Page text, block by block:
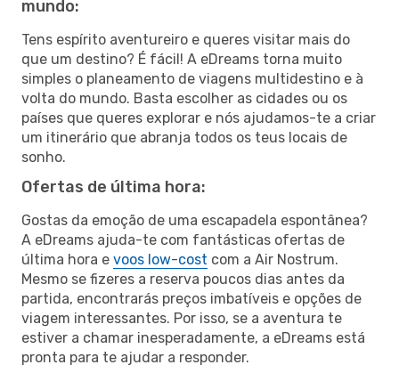
mundo:
Tens espírito aventureiro e queres visitar mais do
que um destino? É fácil! A eDreams torna muito
simples o planeamento de viagens multidestino e à
volta do mundo. Basta escolher as cidades ou os
países que queres explorar e nós ajudamos-te a criar
um itinerário que abranja todos os teus locais de
sonho.
Ofertas de última hora:
Gostas da emoção de uma escapadela espontânea?
A eDreams ajuda-te com fantásticas ofertas de
última hora e voos low-cost com a Air Nostrum.
Mesmo se fizeres a reserva poucos dias antes da
partida, encontrarás preços imbatíveis e opções de
viagem interessantes. Por isso, se a aventura te
estiver a chamar inesperadamente, a eDreams está
pronta para te ajudar a responder.